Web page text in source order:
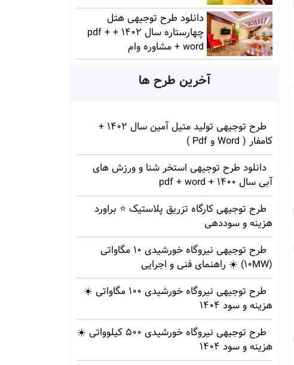
دانلود طرح توجیهی هتل
چهارستاره سال 1402 + pdf +
word + مشاوره وام
آخرین طرح ها
طرح توجیهی تولید متیل آمین سال 1402 +
کامفار ( Word و Pdf )
دانلود طرح توجیهی استخر شنا و ورزش های
آبی سال 1400 + pdf + word
طرح توجیهی کارگاه تزریق پلاستیک ⭐ براورد
هزینه و سوددهی
طرح توجیهی نیروگاه خورشیدی 10 مگاواتی
(10MW) ☀️ راهنمای فنی و اجرایی
طرح توجیهی نیروگاه خورشیدی 100 مگاواتی ☀️
هزینه‌ و سود 1404
طرح توجیهی نیروگاه خورشیدی 500 کیلوواتی ☀️
هزینه‌ و سود 1404